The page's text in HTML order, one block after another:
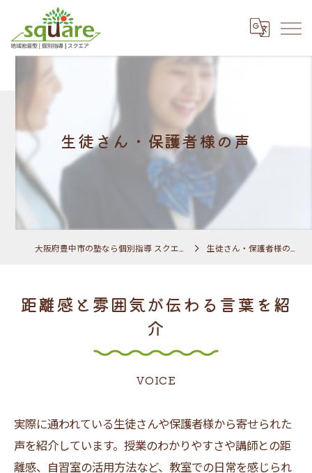
生徒さん・保護者様の声
生徒さん・保護者様の声
距離感と雰囲気が伝わる言葉を紹
介
VOICE
実際に通われている生徒さんや保護者様から寄せられた
声を紹介しています。授業のわかりやすさや講師との距
離感、自習室の活用方法など、教室での日常を感じられ